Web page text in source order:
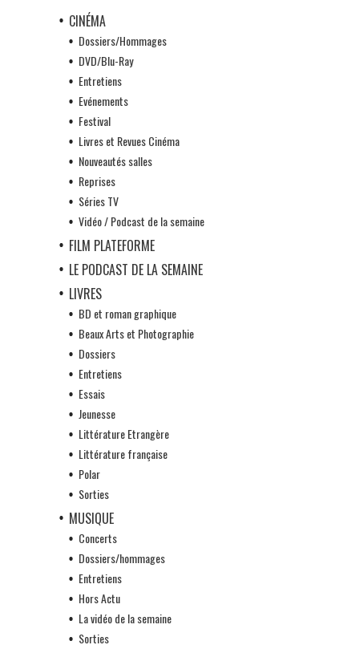
CINÉMA
Dossiers/Hommages
DVD/Blu-Ray
Entretiens
Evénements
Festival
Livres et Revues Cinéma
Nouveautés salles
Reprises
Séries TV
Vidéo / Podcast de la semaine
FILM PLATEFORME
LE PODCAST DE LA SEMAINE
LIVRES
BD et roman graphique
Beaux Arts et Photographie
Dossiers
Entretiens
Essais
Jeunesse
Littérature Etrangère
Littérature française
Polar
Sorties
MUSIQUE
Concerts
Dossiers/hommages
Entretiens
Hors Actu
La vidéo de la semaine
Sorties